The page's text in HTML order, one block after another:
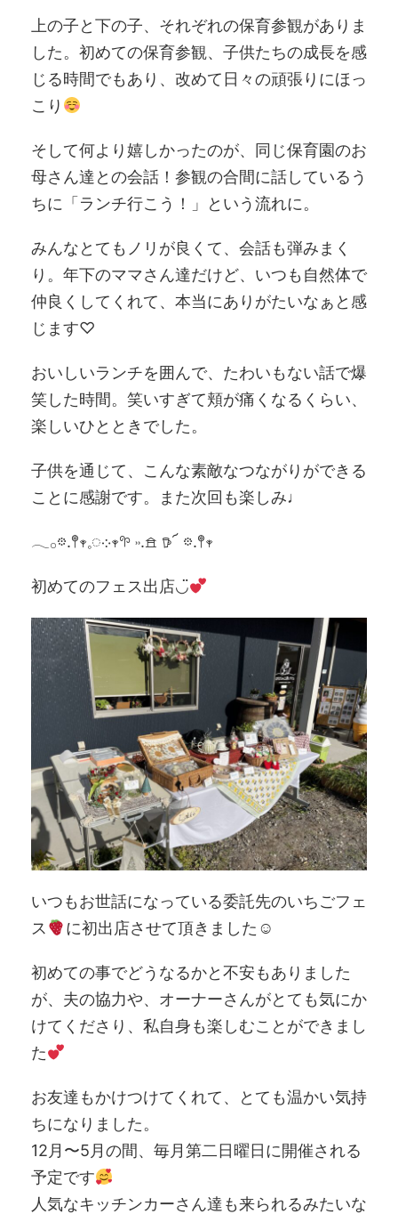
上の子と下の子、それぞれの保育参観がありま
した。初めての保育参観、子供たちの成長を感
じる時間でもあり、改めて日々の頑張りにほっ
こり
そして何より嬉しかったのが、同じ保育園のお
母さん達との会話！参観の合間に話しているう
ちに「ランチ行こう！」という流れに。
みんなとてもノリが良くて、会話も弾みまく
り。年下のママさん達だけど、いつも自然体で
仲良くしてくれて、本当にありがたいなぁと感
じます♡
おいしいランチを囲んで、たわいもない話で爆
笑した時間。笑いすぎて頬が痛くなるくらい、
楽しいひとときでした。
子供を通じて、こんな素敵なつながりができる
ことに感謝です。また次回も楽しみ♩
𓂃𓂂𖡼.𖤣𖥧𓈒◌܀𖥧𖧧 ˒˒.𖠿 𖠚՜ 𖡼.𖤣𖥧
初めてのフェス出店◡̈
いつもお世話になっている委託先のいちごフェ
ス
に初出店させて頂きました☺︎
初めての事でどうなるかと不安もありました
が、夫の協力や、オーナーさんがとても気にか
けてくださり、私自身も楽しむことができまし
た
お友達もかけつけてくれて、とても温かい気持
ちになりました。
12月〜5月の間、毎月第二日曜日に開催される
予定です
人気なキッチンカーさん達も来られるみたいな